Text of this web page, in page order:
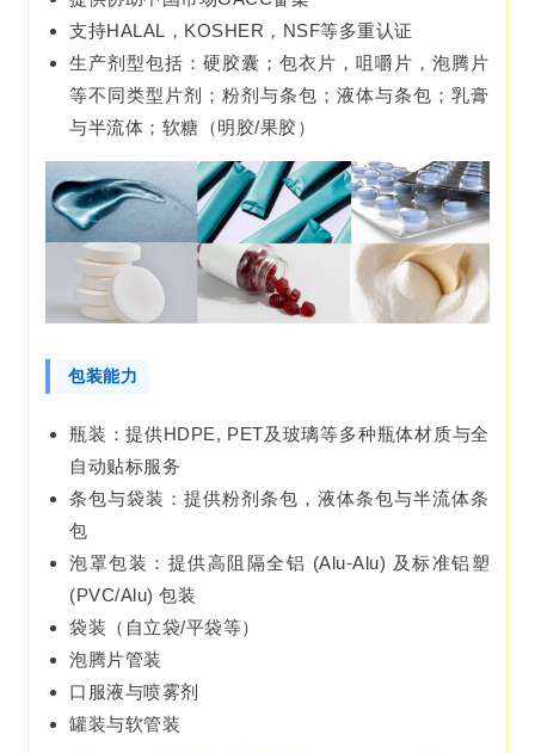
支持HALAL，KOSHER，NSF等多重认证
生产剂型包括：硬胶囊；包衣片，咀嚼片，泡腾片
等不同类型片剂；粉剂与条包；液体与条包；乳膏
与半流体；软糖（明胶/果胶）
包装能力
瓶装：提供HDPE, PET及玻璃等多种瓶体材质与全
自动贴标服务
条包与袋装：提供粉剂条包，液体条包与半流体条
包
泡罩包装：提供高阻隔全铝 (Alu-Alu) 及标准铝塑
(PVC/Alu) 包装
袋装（自立袋/平袋等）
泡腾片管装
口服液与喷雾剂
罐装与软管装